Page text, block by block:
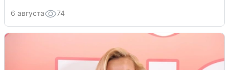
6 августа 74